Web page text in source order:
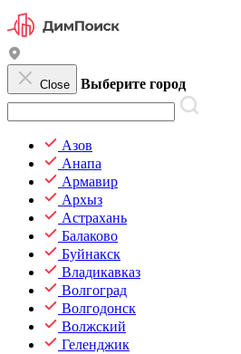
Close Выберите город
Азов
Анапа
Армавир
Архыз
Астрахань
Балаково
Буйнакск
Владикавказ
Волгоград
Волгодонск
Волжский
Геленджик